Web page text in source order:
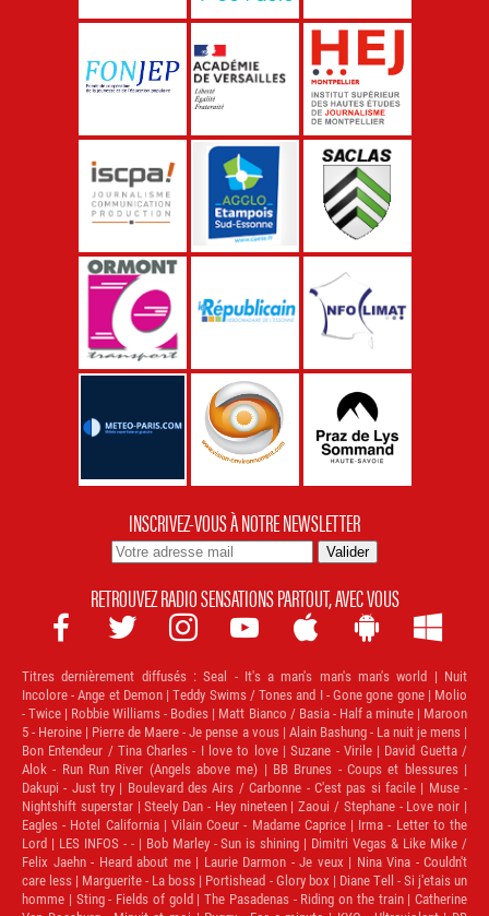
INSCRIVEZ-VOUS À NOTRE NEWSLETTER
RETROUVEZ RADIO SENSATIONS PARTOUT, AVEC VOUS
      
Titres dernièrement diffusés :Seal - It's a man's man's man's world | Nuit
Incolore - Ange et Demon | Teddy Swims / Tones and I - Gone gone gone | Molio
- Twice | Robbie Williams - Bodies | Matt Bianco / Basia - Half a minute | Maroon
5 - Heroine | Pierre de Maere - Je pense a vous | Alain Bashung - La nuit je mens |
Bon Entendeur / Tina Charles - I love to love | Suzane - Virile | David Guetta /
Alok - Run Run River (Angels above me) | BB Brunes - Coups et blessures |
Dakupi - Just try | Boulevard des Airs / Carbonne - C'est pas si facile | Muse -
Nightshift superstar | Steely Dan - Hey nineteen | Zaoui / Stephane - Love noir |
Eagles - Hotel California | Vilain Coeur - Madame Caprice | Irma - Letter to the
Lord | LES INFOS - - | Bob Marley - Sun is shining | Dimitri Vegas & Like Mike /
Felix Jaehn - Heard about me | Laurie Darmon - Je veux | Nina Vina - Couldn't
care less | Marguerite - La boss | Portishead - Glory box | Diane Tell - Si j'etais un
homme | Sting - Fields of gold | The Pasadenas - Riding on the train | Catherine